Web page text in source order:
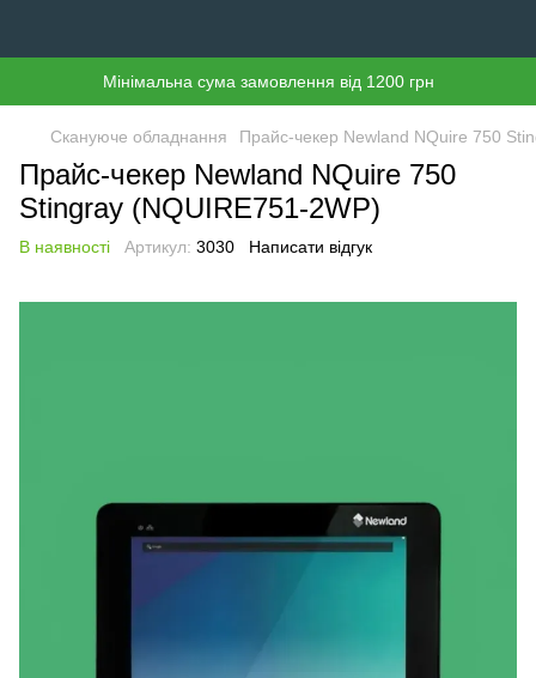
Мінімальна сума замовлення від 1200 грн
Скануюче обладнання Прайс-чекер Newland NQuire 750
Прайс-чекер Newland NQuire 750
Stingray (NQUIRE751-2WP)
В наявності Артикул: 3030 Написати відгук